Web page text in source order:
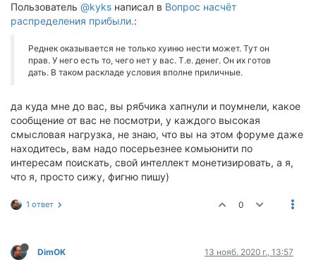
Пользователь @kyks написал в Вопрос насчёт
распределения прибыли.:
Реднек оказывается не только хуиню нести может. Тут он
прав. У него есть то, чего нет у вас. Т.е. денег. Он их готов
дать. В таком раскладе условия вполне приличные.
да куда мне до вас, вы рябчика хапнули и поумнели, какое
сообщение от вас не посмотри, у каждого высокая
смысловая нагрузка, не знаю, что вы на этом форуме даже
находитесь, вам надо посерьезнее комьюнити по
интересам поискать, свой интеллект монетизировать, а я,
что я, просто сижу, фигню пишу)
1 ответ 0
DimOK 13 нояб. 2020 г., 13:57